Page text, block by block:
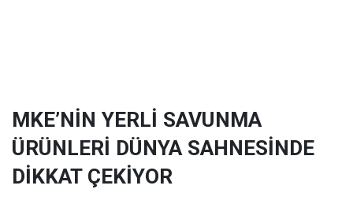
MKE’NİN YERLİ SAVUNMA
ÜRÜNLERİ DÜNYA SAHNESİNDE
DİKKAT ÇEKİYOR